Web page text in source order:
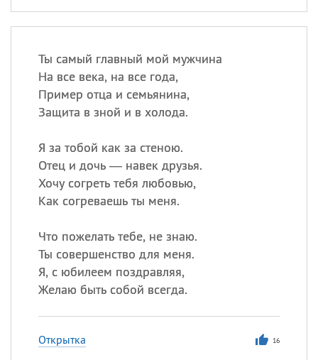
Ты самый главный мой мужчина
На все века, на все года,
Пример отца и семьянина,
Защита в зной и в холода.
Я за тобой как за стеною.
Отец и дочь — навек друзья.
Хочу согреть тебя любовью,
Как согреваешь ты меня.
Что пожелать тебе, не знаю.
Ты совершенство для меня.
Я, с юбилеем поздравляя,
Желаю быть собой всегда.
Открытка 16